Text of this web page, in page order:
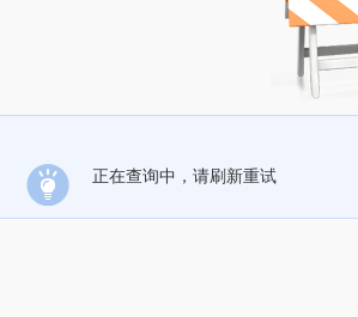
正在查询中，请刷新重试